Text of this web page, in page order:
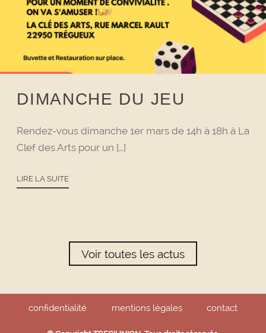
DIMANCHE DU JEU
Rendez-vous dimanche 1er mars de 14h à 18h à La
Clef des Arts pour un […]
LIRE LA SUITE
Voir toutes les actus
confidentialité mentions légales contact